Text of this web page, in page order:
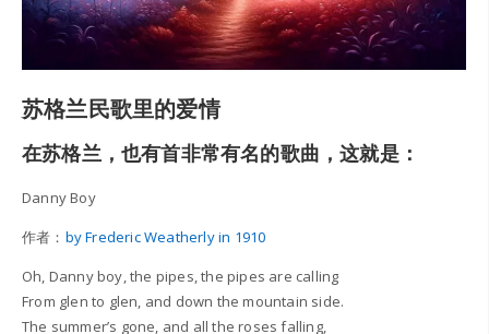
苏格兰民歌里的爱情
在苏格兰，也有首非常有名的歌曲，这就是：
Danny Boy
作者： by Frederic Weatherly in 1910
Oh, Danny boy, the pipes, the pipes are calling
From glen to glen, and down the mountain side.
The summer’s gone, and all the roses falling,